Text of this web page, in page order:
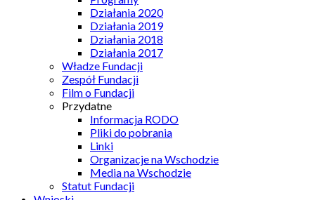
Działania 2020
Działania 2019
Działania 2018
Działania 2017
Władze Fundacji
Zespół Fundacji
Film o Fundacji
Przydatne
Informacja RODO
Pliki do pobrania
Linki
Organizacje na Wschodzie
Media na Wschodzie
Statut Fundacji